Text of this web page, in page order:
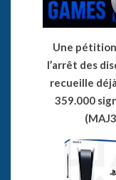
Une
l’arrêt des
recueille
359.000